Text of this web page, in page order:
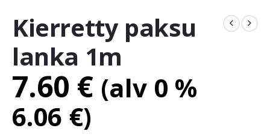
Kierretty paksu
lanka 1m
7.60 € (alv 0 %
6.06 €)